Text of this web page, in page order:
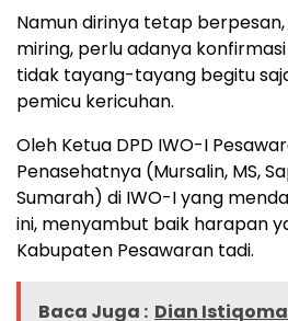
Namun dirinya tetap
miring, perlu adanya
tidak tayang-tayang begitu
pemicu kericuhan.
Oleh Ketua DPD IWO-I
Penasehatnya (Mursalin, MS,
Sumarah) di IWO-I yang
ini, menyambut baik harapan
Kabupaten Pesawaran tadi.
Baca Juga : Dian